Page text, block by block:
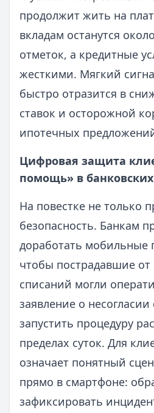
продолжит жить на
вкладам останутся
отметок, а кредитные
жесткими. Мягкий
быстро отразится в
ставок и осторожной
ипотечных
Цифровая защита
помощь» в
На повестке не только
безопасность. Банкам
доработать мобильные
чтобы пострадавшие
списаний могли
заявление о
запустить процедуру
пределах суток. Для
означает понятный
прямо в смартфоне:
зафиксировать